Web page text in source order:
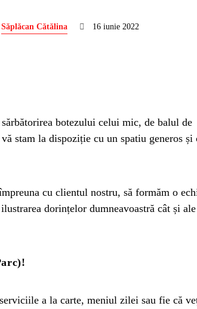
Săplăcan Cătălina 16 iunie 2022
botezului celui mic, de balul de
stam la dispoziție cu un spatiu generos și
cu clientul nostru, să formăm o
dorințelor dumneavoastră cât și ale
a la carte, meniul zilei sau fie că